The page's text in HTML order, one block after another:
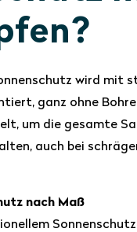
wird mit
ganz ohne
um die gesamte
auch bei
nach Maß